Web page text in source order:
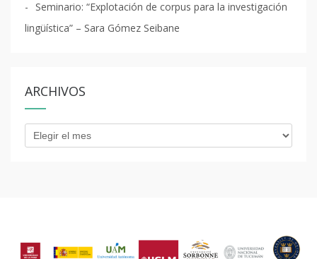
Seminario: “Explotación de corpus para la investigación
lingüística” – Sara Gómez Seibane
ARCHIVOS